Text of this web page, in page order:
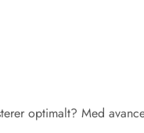
optimalt? Med